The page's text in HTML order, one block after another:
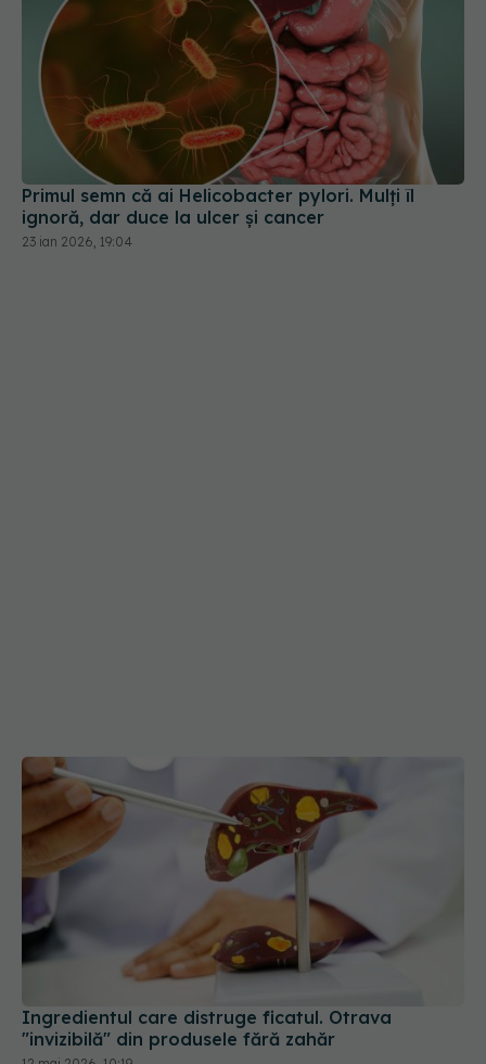
Primul semn că ai Helicobacter pylori. Mulți îl
ignoră, dar duce la ulcer și cancer
23 ian 2026, 19:04
Ingredientul care distruge ficatul. Otrava
"invizibilă" din produsele fără zahăr
12 mai 2026, 10:19